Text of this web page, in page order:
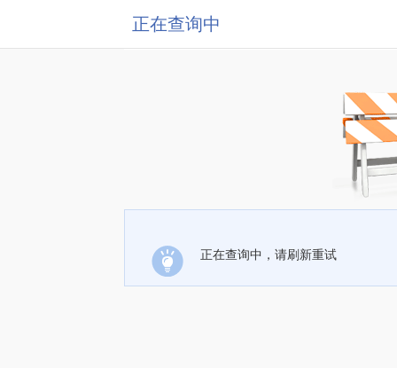
正在查询中
正在查询中，请刷新重试